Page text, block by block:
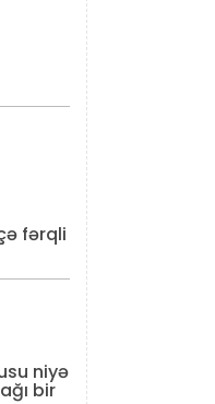
fərqli
niyə
bir